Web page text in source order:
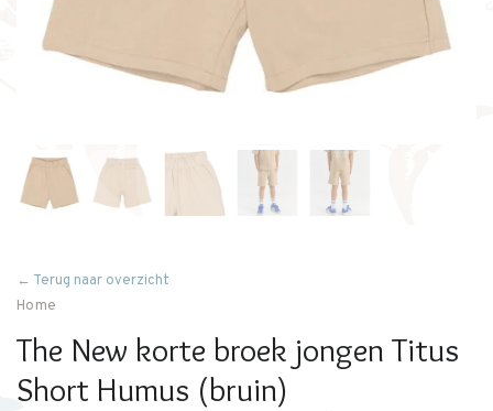
← Terug naar overzicht
Home
The New korte broek jongen Titus
Short Humus (bruin)